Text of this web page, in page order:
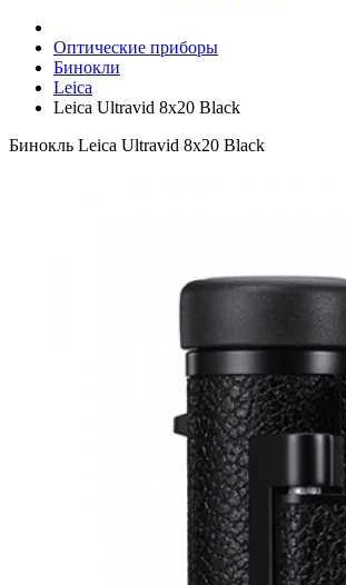
Оптические приборы
Бинокли
Leica
Leica Ultravid 8x20 Black
Бинокль Leica Ultravid 8x20 Black